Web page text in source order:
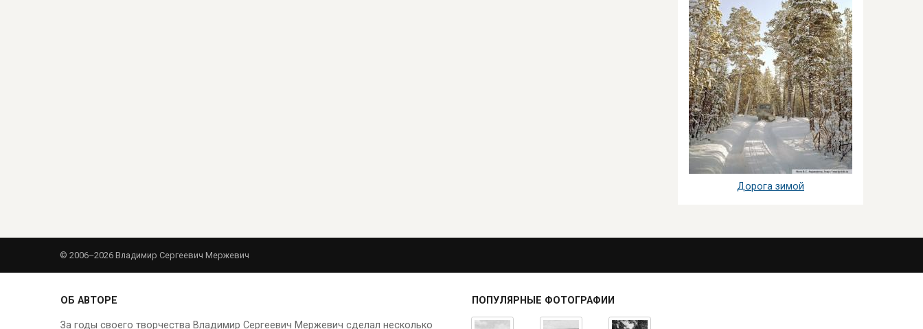
Дорога зимой
© 2006–2026 Владимир Сергеевич Мержевич
ОБ АВТОРЕ
За годы своего творчества Владимир Сергеевич Мержевич сделал несколько
ПОПУЛЯРНЫЕ ФОТОГРАФИИ